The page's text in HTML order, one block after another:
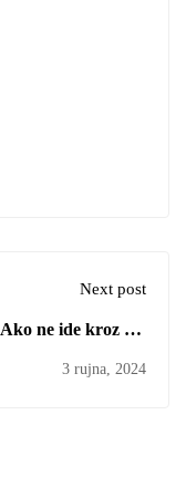
Next post
Ako ne ide kroz zid
3 rujna, 2024